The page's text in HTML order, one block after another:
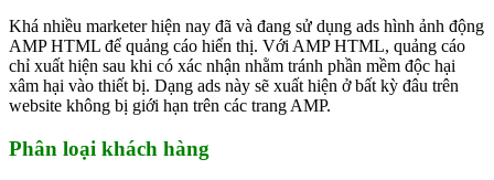
Khá nhiều marketer hiện nay đã và đang sử dụng ads hình ảnh động
AMP HTML để quảng cáo hiển thị. Với AMP HTML, quảng cáo
chỉ xuất hiện sau khi có xác nhận nhằm tránh phần mềm độc hại
xâm hại vào thiết bị. Dạng ads này sẽ xuất hiện ở bất kỳ đâu trên
website không bị giới hạn trên các trang AMP.
Phân loại khách hàng